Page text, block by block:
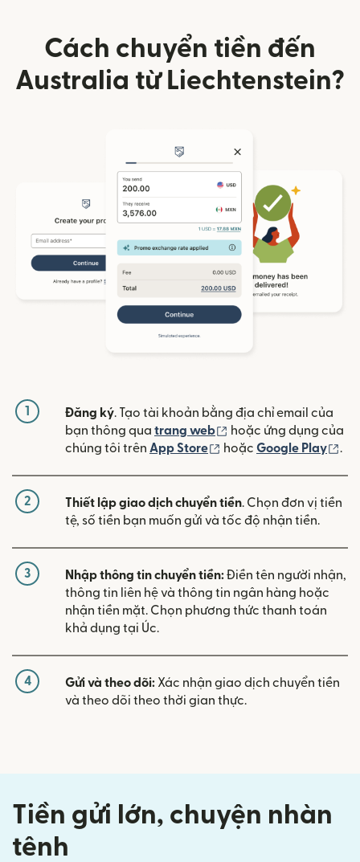
Cách chuyển tiền đến
Australia từ Liechtenstein?
1 Đăng ký. Tạo tài khoản bằng địa chỉ email của
bạn thông qua trang web (mở trong cửa sổ mới)
hoặc ứng dụng của
chúng tôi trên App Store (mở trong cửa sổ mới)
hoặc Google Play .
2 Thiết lập giao dịch chuyển tiền. Chọn đơn vị tiền
tệ, số tiền bạn muốn gửi và tốc độ nhận tiền.
3 Nhập thông tin chuyển tiền:Điền tên người nhận,
thông tin liên hệ và thông tin ngân hàng hoặc
nhận tiền mặt. Chọn phương thức thanh toán
khả dụng tại Úc.
4 Gửi và theo dõi: Xác nhận giao dịch chuyển tiền
và theo dõi theo thời gian thực.
Tiền gửi lớn, chuyện nhàn
tênh